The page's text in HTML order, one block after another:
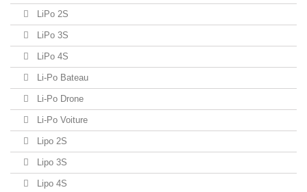
LiPo 2S
LiPo 3S
LiPo 4S
Li-Po Bateau
Li-Po Drone
Li-Po Voiture
Lipo 2S
Lipo 3S
Lipo 4S